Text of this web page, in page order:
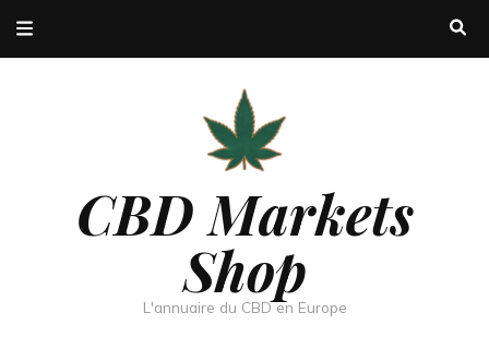
CBD Markets
Shop
L'annuaire du CBD en Europe